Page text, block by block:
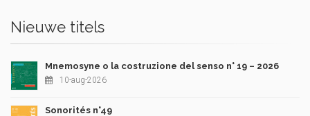
Nieuwe titels
Mnemosyne o la costruzione del senso n° 19 – 2026
10-aug-2026
Sonorités n°49